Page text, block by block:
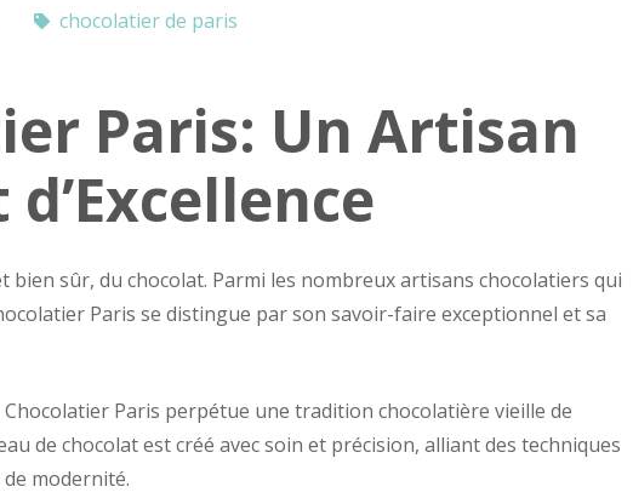
chocolatier de paris
Paris: Un Artisan
bien sûr, du chocolat. Parmi les nombreux artisans chocolatiers qui
Paris se distingue par son savoir-faire exceptionnel et sa
Paris perpétue une tradition chocolatière vieille de
de chocolat est créé avec soin et précision, alliant des techniques
modernité.